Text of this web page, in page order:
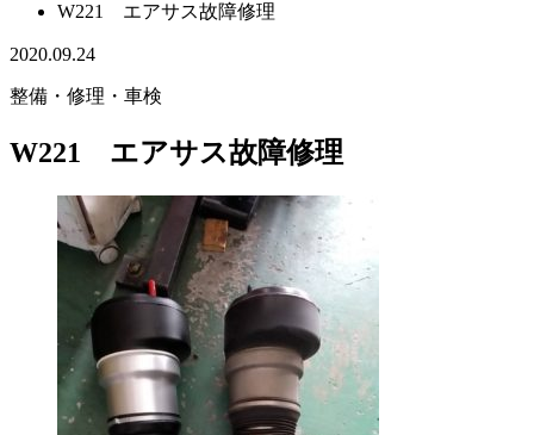
W221 エアサス故障修理
2020.09.24
整備・修理・車検
W221 エアサス故障修理